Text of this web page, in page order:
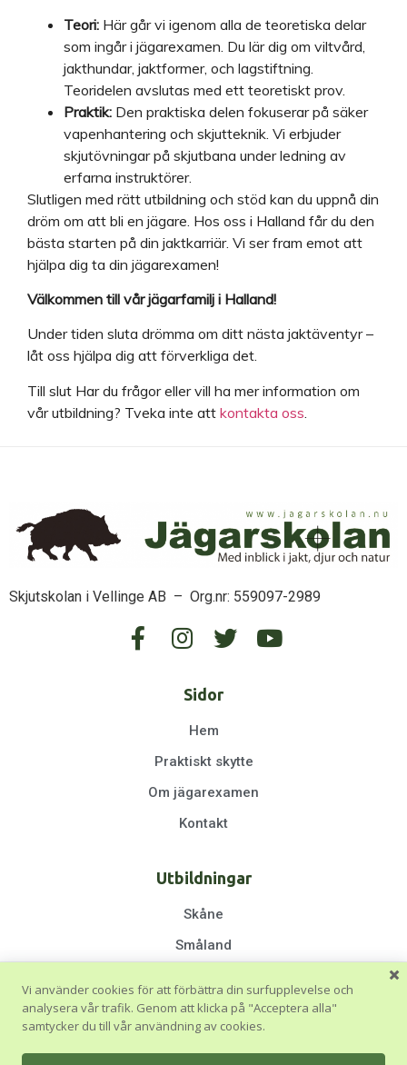
Teori: Här går vi igenom alla de teoretiska delar
som ingår i jägarexamen. Du lär dig om viltvård,
jakthundar, jaktformer, och lagstiftning.
Teoridelen avslutas med ett teoretiskt prov.
Praktik: Den praktiska delen fokuserar på säker
vapenhantering och skjutteknik. Vi erbjuder
skjutövningar på skjutbana under ledning av
erfarna instruktörer.
Slutligen med rätt utbildning och stöd kan du uppnå din
dröm om att bli en jägare. Hos oss i Halland får du den
bästa starten på din jaktkarriär. Vi ser fram emot att
hjälpa dig ta din jägarexamen!
Välkommen till vår jägarfamilj i Halland!
Under tiden sluta drömma om ditt nästa jaktäventyr –
låt oss hjälpa dig att förverkliga det.
Till slut Har du frågor eller vill ha mer information om
vår utbildning? Tveka inte att kontakta oss
Skjutskolan i Vellinge AB – Org.nr: 559097-2989
Sidor
Hem
Praktiskt skytte
Om jägarexamen
Kontakt
Utbildningar
Skåne
Småland
Göteborg & Västra Götaland
Stockholm
Vi använder cookies för att förbättra din surfupplevelse och
analysera vår trafik. Genom att klicka på "Acceptera alla"
samtycker du till vår användning av cookies.